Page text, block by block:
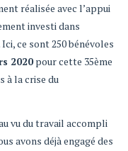
réalisée avec l’appui
investi dans
ce sont 250 bénévoles
2020pour cette 35ème
à la crise du
vu du travail accompli
avons déjà engagé des